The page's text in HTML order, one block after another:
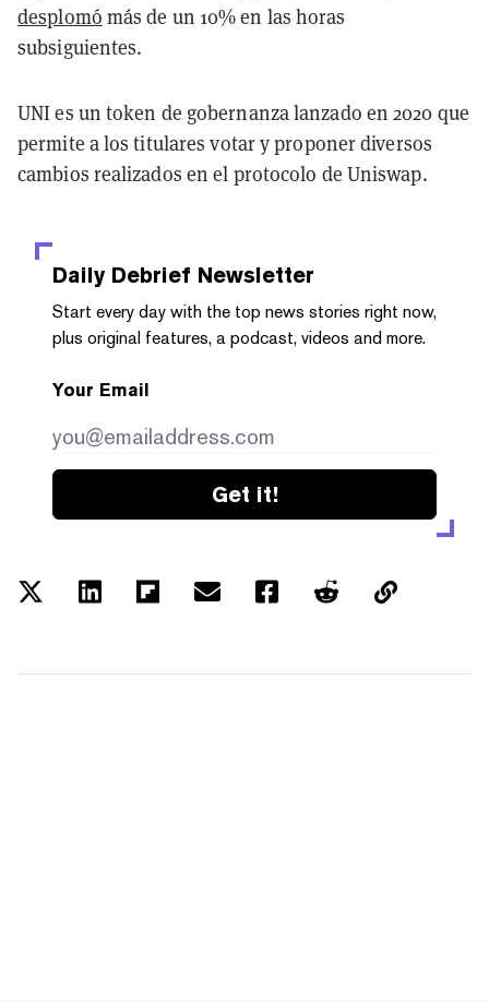
desplomó más de un 10% en las horas
subsiguientes.
UNI es un token de gobernanza lanzado en 2020 que
permite a los titulares votar y proponer diversos
cambios realizados en el protocolo de Uniswap.
Daily Debrief Newsletter
Start every day with the top news stories right now,
plus original features, a podcast, videos and more.
Your Email
Get it!